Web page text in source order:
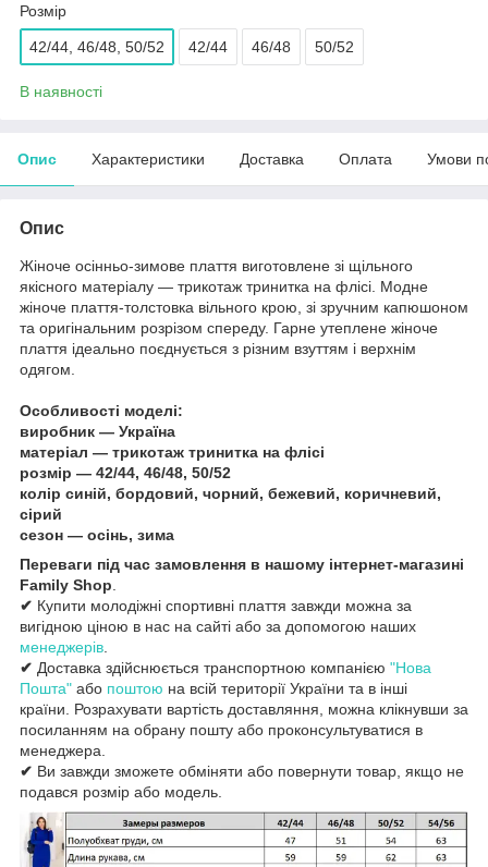
Розмір
42/44, 46/48, 50/52 42/44 46/48 50/52
В наявності
Опис Характеристики Доставка Оплата Умови
Опис
Жіноче осінньо-зимове плаття виготовлене зі щільного
якісного матеріалу — трикотаж тринитка на флісі. Модне
жіноче плаття-толстовка вільного крою, зі зручним капюшоном
та оригінальним розрізом спереду. Гарне утеплене жіноче
плаття ідеально поєднується з різним взуттям і верхнім
одягом.
Особливості моделі:
виробник — Україна
матеріал — трикотаж тринитка на флісі
розмір — 42/44, 46/48, 50/52
колір синій, бордовий, чорний, бежевий, коричневий,
сірий
сезон — осінь, зима
Переваги під час замовлення в нашому інтернет-магазині
Family Shop
✔ Купити молодіжні спортивні плаття завжди можна за
вигідною ціною в нас на сайті або за допомогою наших
менеджерів
✔ Доставка здійснюється транспортною компанією "Нова
Пошта" або поштою на всій території України та в інші
країни. Розрахувати вартість доставляння, можна клікнувши за
посиланням на обрану пошту або проконсультуватися в
менеджера.
✔ Ви завжди зможете обміняти або повернути товар, якщо не
подався розмір або модель.